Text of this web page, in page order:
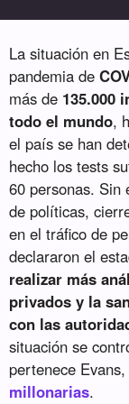
La situación en
pandemia de
más de 135.000
todo el mundo,
el país se han
hecho los tests
60 personas. Sin
de políticas,
en el tráfico de
declararon el
realizar más
privados y la
con las
situación se
pertenece
millonarias.